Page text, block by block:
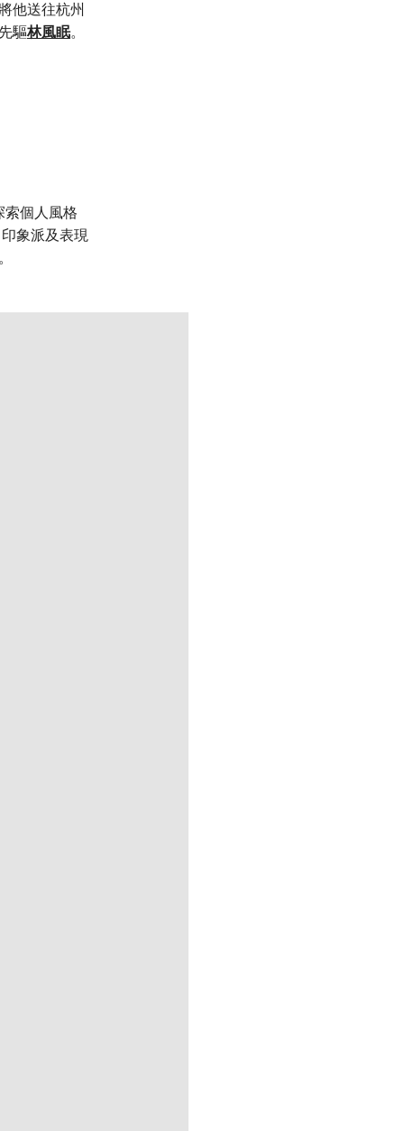
他送往杭州
驅林風眠。
索個人風格
象派及表現